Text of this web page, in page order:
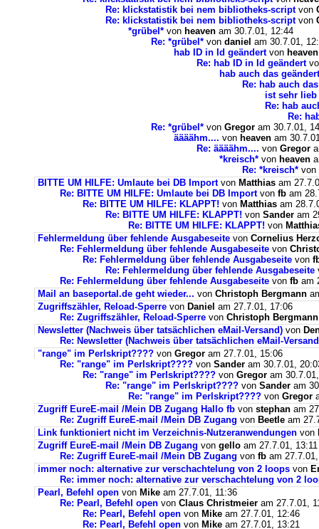
Re: klickstatistik bei nem bibliotheks-scriptvon
Re: klickstatistik bei nem bibliotheks-scriptvon
*grübel* von heaven am 30.7.01, 12:44
Re: *grübel* von daniel am 30.7.01,
hab ID in Id geändertvon heaven
Re: hab ID in Id geändert
hab auch das geändert
Re: hab auch
ist sehr
Re: hab
Re:
Re: *grübel* von Gregor am 30.7.01,
äääähm.... von heaven am
Re: äääähm.... von Gregor
*kreisch* von heaven
Re: *kreisch* von
BITTE UM HILFE: Umlaute bei DB Importvon Matthias am
Re: BITTE UM HILFE: Umlaute bei DB Importvon fb am
Re: BITTE UM HILFE: KLAPPT! von Matthias am
Re: BITTE UM HILFE: KLAPPT! von Sander am
Re: BITTE UM HILFE: KLAPPT! von
Fehlermeldung über fehlende Ausgabeseite von Cornelius
Re: Fehlermeldung über fehlende Ausgabeseite von
Re: Fehlermeldung über fehlende Ausgabeseite von
Re: Fehlermeldung über fehlende Ausgabeseite
Re: Fehlermeldung über fehlende Ausgabeseite von fb am
Mail an baseportal.de geht wieder... von Christoph Bergmann
Zugriffszähler, Reload-Sperre von Daniel am 27.7.01, 17:06
Re: Zugriffszähler, Reload-Sperre von Christoph Bergmann
Newsletter (Nachweis über tatsächlichen eMail-Versand) von
Re: Newsletter (Nachweis über tatsächlichen eMail-
"range" im Perlskript???? von Gregor am 27.7.01, 15:06
Re: "range" im Perlskript???? von Sander am 30.7.01,
Re: "range" im Perlskript???? von Gregor am
Re: "range" im Perlskript???? von Sander am
Re: "range" im Perlskript???? von Gregor
Zugriff EureE-mail /Mein DB Zugang Hallo fb von stephan am
Re: Zugriff EureE-mail /Mein DB Zugang von Beetle am
Link funktioniert nicht im Verzeichnis-Nutzeranwendungen von
Zugriff EureE-mail /Mein DB Zugang von gello am 27.7.01, 13:11
Re: Zugriff EureE-mail /Mein DB Zugang von fb am
immer noch: alternative zur verschachtelung von 2 loops von
Re: immer noch: alternative zur verschachtelung von 2
Pearl, Befehl open von Mike am 27.7.01, 11:36
Re: Pearl, Befehl open von Claus Christmeier am 27.7.01,
Re: Pearl, Befehl open von Mike am 27.7.01, 12:46
Re: Pearl, Befehl open von Mike am 27.7.01, 13:21